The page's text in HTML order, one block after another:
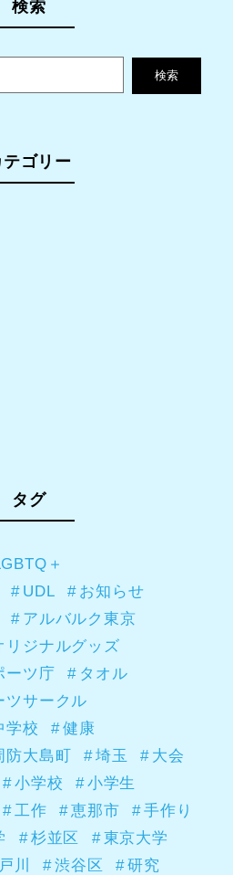
検索
検索
テゴリー
タグ
＋
UDL
お知らせ
アルバルク東京
リジナルグッズ
ーツ庁
タオル
ツサークル
学校
健康
防大島町 埼玉
大会
小学校
小学生
工作 恵那市
手作り
杉並区
東京大学
川 渋谷区
研究